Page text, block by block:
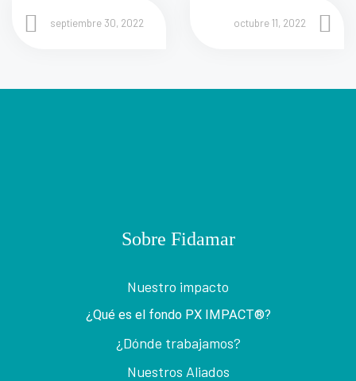
septiembre 30, 2022 octubre 11, 2022
Sobre Fidamar
Nuestro impacto
¿Qué es el fondo PX IMPACT®?
¿Dónde trabajamos?
Nuestros Aliados